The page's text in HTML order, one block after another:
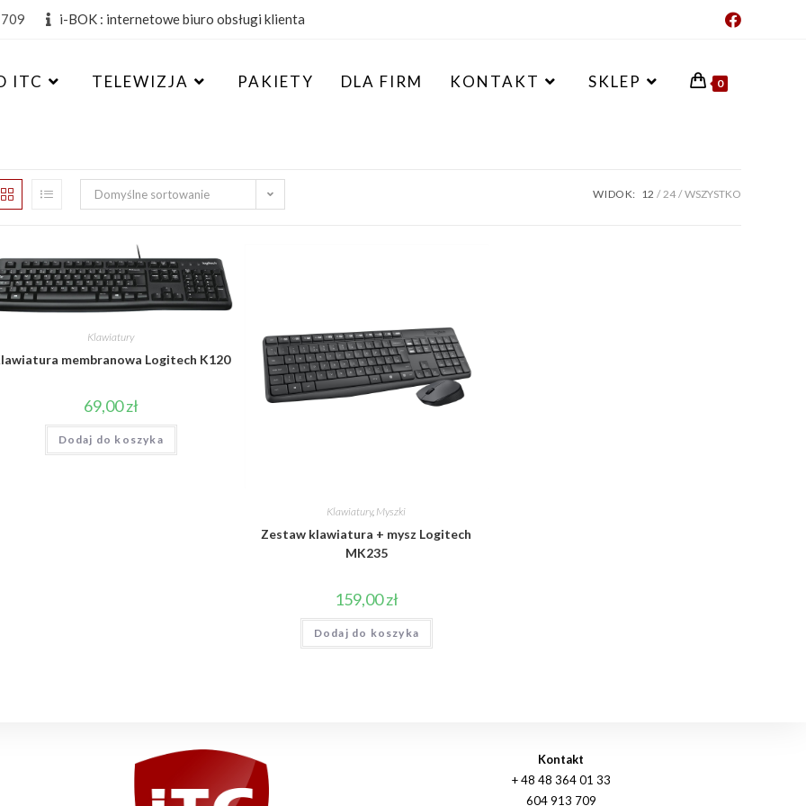
i-BOK : internetowe biuro obsługi klienta
ITC TELEWIZJA PAKIETY DLA FIRM KONTAKT SKLEP 0
Domyślne sortowanie WIDOK: 12 24 WSZYSTKO
Klawiatury
membranowa Logitech K120
69,00zł
Dodaj do koszyka
Klawiatury, Myszki
Zestaw klawiatura + mysz Logitech
MK235
159,00zł
Dodaj do koszyka
Kontakt
+ 48 48 364 01 33
604 913 709